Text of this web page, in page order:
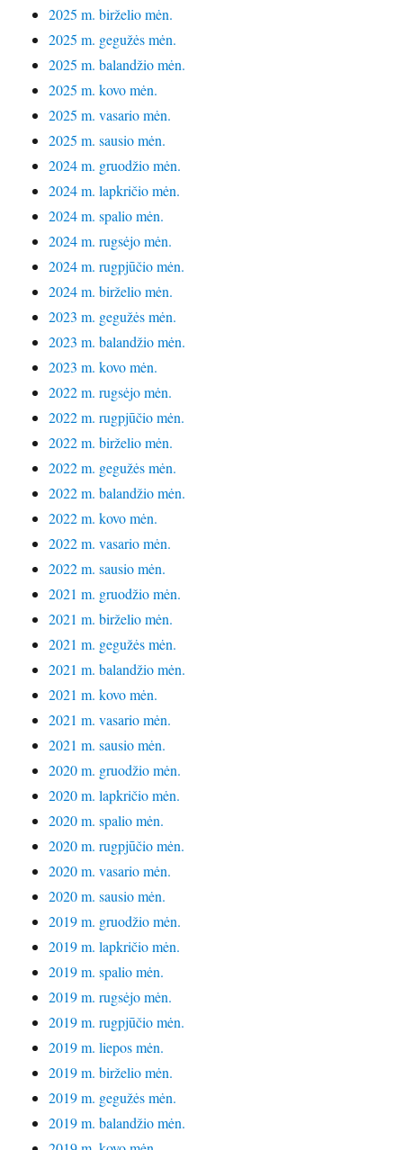
2025 m. birželio mėn.
2025 m. gegužės mėn.
2025 m. balandžio mėn.
2025 m. kovo mėn.
2025 m. vasario mėn.
2025 m. sausio mėn.
2024 m. gruodžio mėn.
2024 m. lapkričio mėn.
2024 m. spalio mėn.
2024 m. rugsėjo mėn.
2024 m. rugpjūčio mėn.
2024 m. birželio mėn.
2023 m. gegužės mėn.
2023 m. balandžio mėn.
2023 m. kovo mėn.
2022 m. rugsėjo mėn.
2022 m. rugpjūčio mėn.
2022 m. birželio mėn.
2022 m. gegužės mėn.
2022 m. balandžio mėn.
2022 m. kovo mėn.
2022 m. vasario mėn.
2022 m. sausio mėn.
2021 m. gruodžio mėn.
2021 m. birželio mėn.
2021 m. gegužės mėn.
2021 m. balandžio mėn.
2021 m. kovo mėn.
2021 m. vasario mėn.
2021 m. sausio mėn.
2020 m. gruodžio mėn.
2020 m. lapkričio mėn.
2020 m. spalio mėn.
2020 m. rugpjūčio mėn.
2020 m. vasario mėn.
2020 m. sausio mėn.
2019 m. gruodžio mėn.
2019 m. lapkričio mėn.
2019 m. spalio mėn.
2019 m. rugsėjo mėn.
2019 m. rugpjūčio mėn.
2019 m. liepos mėn.
2019 m. birželio mėn.
2019 m. gegužės mėn.
2019 m. balandžio mėn.